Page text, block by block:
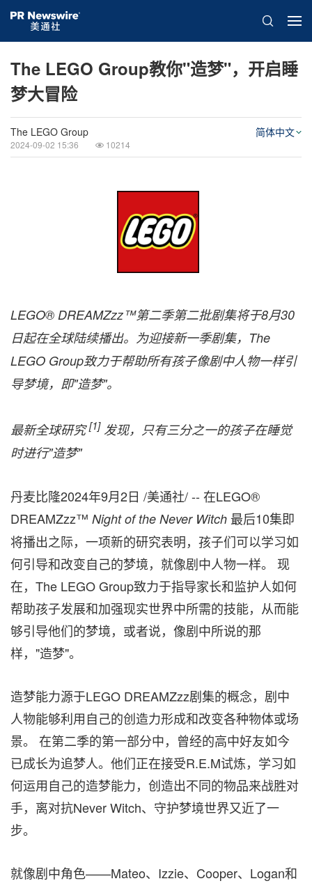
The LEGO Group教你"造梦"，开启睡
梦大冒险
The LEGO Group
2024-09-02 15:36 10214
简体中文
LEGO® DREAMZzz™第二季第二批剧集将于8月30
日起在全球陆续播出。为迎接新一季剧集， The
LEGO Group致力于帮助所有孩子像剧中人物一样引
导梦境，即"造梦"。
最新全球研究 [1] 发现，只有三分之一的孩子在睡觉
时进行"造梦"
丹麦比隆2024年9月2日 /美通社/ -- 在LEGO®
DREAMZzz™ Night of the Never Witch 最后10集即
将播出之际，一项新的研究表明，孩子们可以学习如
何引导和改变自己的梦境，就像剧中人物一样。 现
在，The LEGO Group致力于指导家长和监护人如何
帮助孩子发展和加强现实世界中所需的技能，从而能
够引导他们的梦境，或者说，像剧中所说的那
样，"造梦"。
造梦能力源于LEGO DREAMZzz剧集的概念，剧中
人物能够利用自己的创造力形成和改变各种物体或场
景。 在第二季的第一部分中，曾经的高中好友如今
已成长为追梦人。他们正在接受R.E.M试炼，学习如
何运用自己的造梦能力，创造出不同的物品来战胜对
手，离对抗Never Witch、守护梦境世界又近了一
步。
就像剧中角色——Mateo、Izzie、Cooper、Logan和